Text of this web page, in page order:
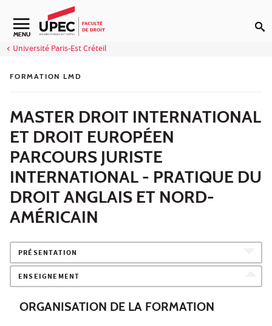
Aller au contenu
Navigation secondaire
MENU
Université Paris-Est Créteil
FORMATION LMD
MASTER DROIT INTERNATIONAL
ET DROIT EUROPÉEN
PARCOURS JURISTE
INTERNATIONAL - PRATIQUE DU
DROIT ANGLAIS ET NORD-
AMÉRICAIN
PRÉSENTATION
ENSEIGNEMENT
ORGANISATION DE LA FORMATION